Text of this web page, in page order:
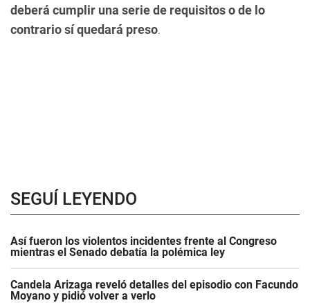
deberá cumplir una serie de requisitos o de lo
contrario sí quedará preso.
SEGUÍ LEYENDO
Así fueron los violentos incidentes frente al Congreso
mientras el Senado debatía la polémica ley
Candela Arizaga reveló detalles del episodio con Facundo
Moyano y pidió volver a verlo